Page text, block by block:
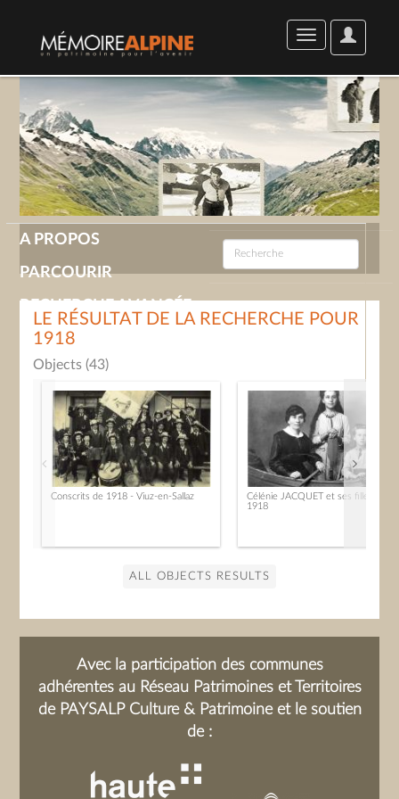
User
Options
Toggle
navigation
A PROPOS
PARCOURIR
RECHERCHE AVANCÉE
GALERIE
CONTACT
LE RÉSULTAT DE LA RECHERCHE POUR
1918
Objects (43)
Conscrits de 1918 - Viuz-en-Sallaz
Célénie JACQUET et ses filles en
1918
ALL OBJECTS RESULTS
Avec la participation des communes
adhérentes au Réseau Patrimoines et Territoires
de PAYSALP Culture & Patrimoine et le soutien
de :